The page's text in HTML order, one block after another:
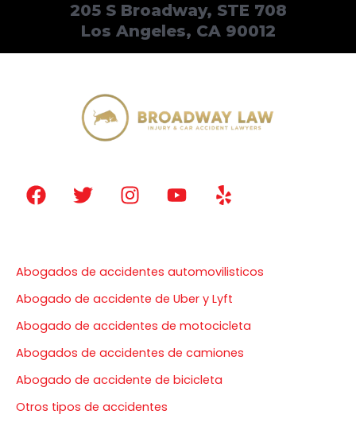
205 S Broadway, STE 708
Los Angeles, CA 90012
F
a
b
o
o
k
T
w
t
e
r
I
n
a
g
r
a
m
Y
o
u
b
e
Y
e
Abogados de accidentes automovilisticos
Abogado de accidente de Uber y Lyft
Abogado de accidentes de motocicleta
Abogados de accidentes de camiones
Abogado de accidente de bicicleta
Otros tipos de accidentes